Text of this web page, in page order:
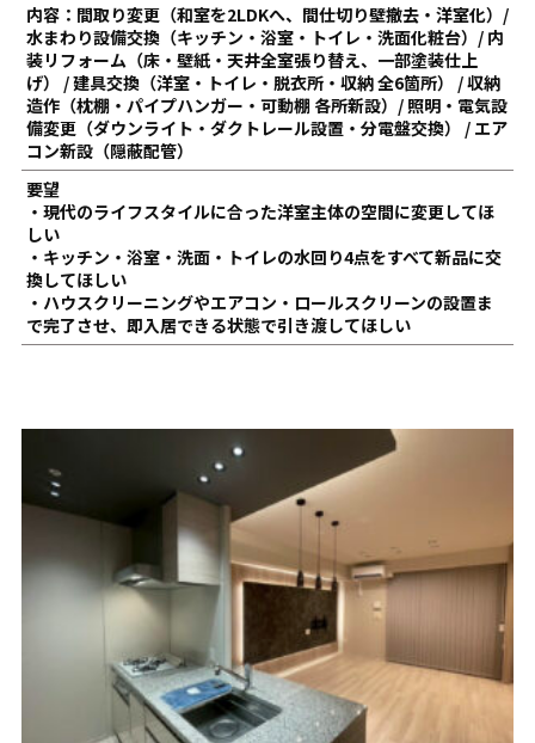
内容：間取り変更（和室を2LDKへ、間仕切り壁撤去・洋室化）/
水まわり設備交換（キッチン・浴室・トイレ・洗面化粧台）/ 内
装リフォーム（床・壁紙・天井全室張り替え、一部塗装仕上
げ） / 建具交換（洋室・トイレ・脱衣所・収納 全6箇所） / 収納
造作（枕棚・パイプハンガー・可動棚 各所新設）/ 照明・電気設
備変更（ダウンライト・ダクトレール設置・分電盤交換） / エア
コン新設（隠蔽配管）
要望
・現代のライフスタイルに合った洋室主体の空間に変更してほ
しい
・キッチン・浴室・洗面・トイレの水回り4点をすべて新品に交
換してほしい
・ハウスクリーニングやエアコン・ロールスクリーンの設置ま
で完了させ、即入居できる状態で引き渡してほしい